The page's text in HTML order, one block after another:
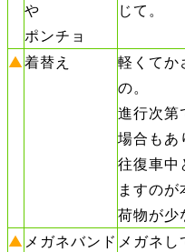
や
ポンチョ
じて。
▲着替え
軽くてか
の。
進行次第
場合もあ
往復車中
ますのが
荷物が少
▲ メガネバンド メガネし